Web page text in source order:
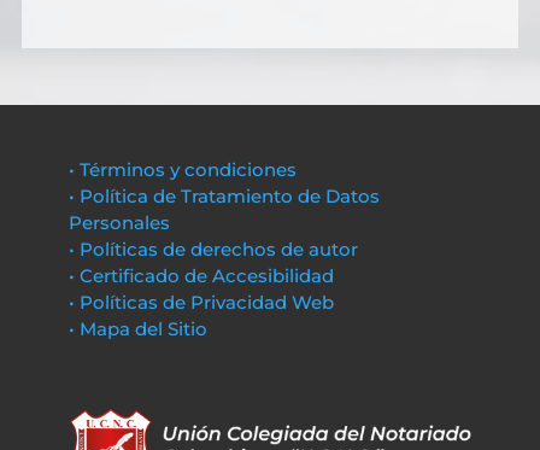
• Términos y condiciones
• Política de Tratamiento de Datos
Personales
• Políticas de derechos de autor
• Certificado de Accesibilidad
• Políticas de Privacidad Web
• Mapa del Sitio